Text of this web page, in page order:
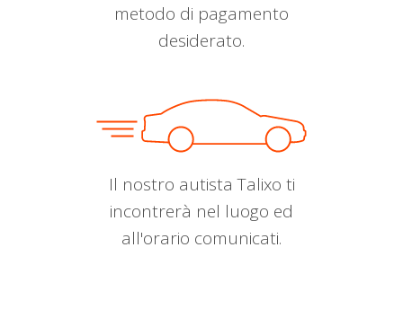
metodo di pagamento
desiderato.
Il nostro autista Talixo ti
incontrerà nel luogo ed
all'orario comunicati.